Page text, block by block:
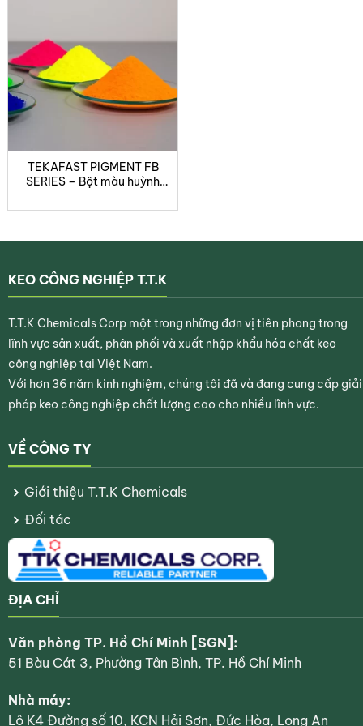
Tekafast PB OB-1
chất tăng trắng huỳnh quang
chịu nhiệt cao, mang lạiđộ sáng xanh nhẹ, độ trắng
tinh khiết, độ bền nhiệt và độ bền ánh sáng vượt trội
cao cấp.
TEKAFAST PIGMENT FB
SERIES – Bột màu huỳnh
nước
KEO CÔNG NGHIỆP T.T.K
T.T.K Chemicals Corp một trong những đơn vị tiên phong trong
lĩnh vực sản xuất, phân phối và xuất nhập khẩu hóa chất keo
công nghiệp tại Việt Nam.
Với hơn 36 năm kinh nghiệm, chúng tôi đã và đang cung cấp giải
pháp keo công nghiệp chất lượng cao cho nhiều lĩnh vực.
VỀ CÔNG TY
Giới thiệu T.T.K Chemicals
Đối tác
ĐỊA CHỈ
Văn phòng TP. Hồ Chí Minh [SGN]:
51 Bàu Cát 3, Phường Tân Bình, TP. Hồ Chí Minh
Nhà máy:
Lô K4 Đường số 10, KCN Hải Sơn, Đức Hòa, Long An